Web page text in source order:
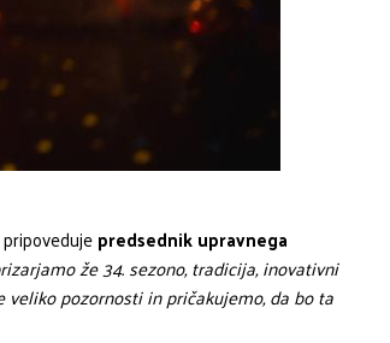
predsednik upravnega
že 34. sezono, tradicija, inovativni
pozornosti in pričakujemo, da bo ta